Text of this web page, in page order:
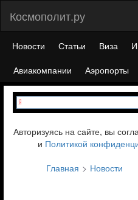
Космополит.ру
Новости Статьи Виза
Авиакомпании
Аэропорты
Авторизуясь на сайте, вы
и Политикой
Главная
Новости